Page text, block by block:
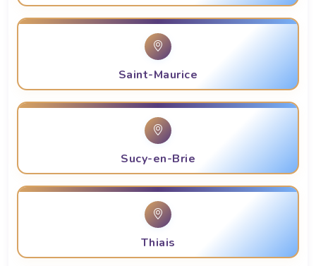
Saint-Maurice
Sucy-en-Brie
Thiais